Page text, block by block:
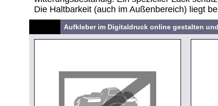
Die Haltbarkeit (auch im Außenbereich) liegt
Aufkleber im Digitaldruck online gestalten